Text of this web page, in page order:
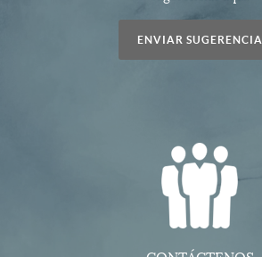
ENVIAR SUGERENCIA